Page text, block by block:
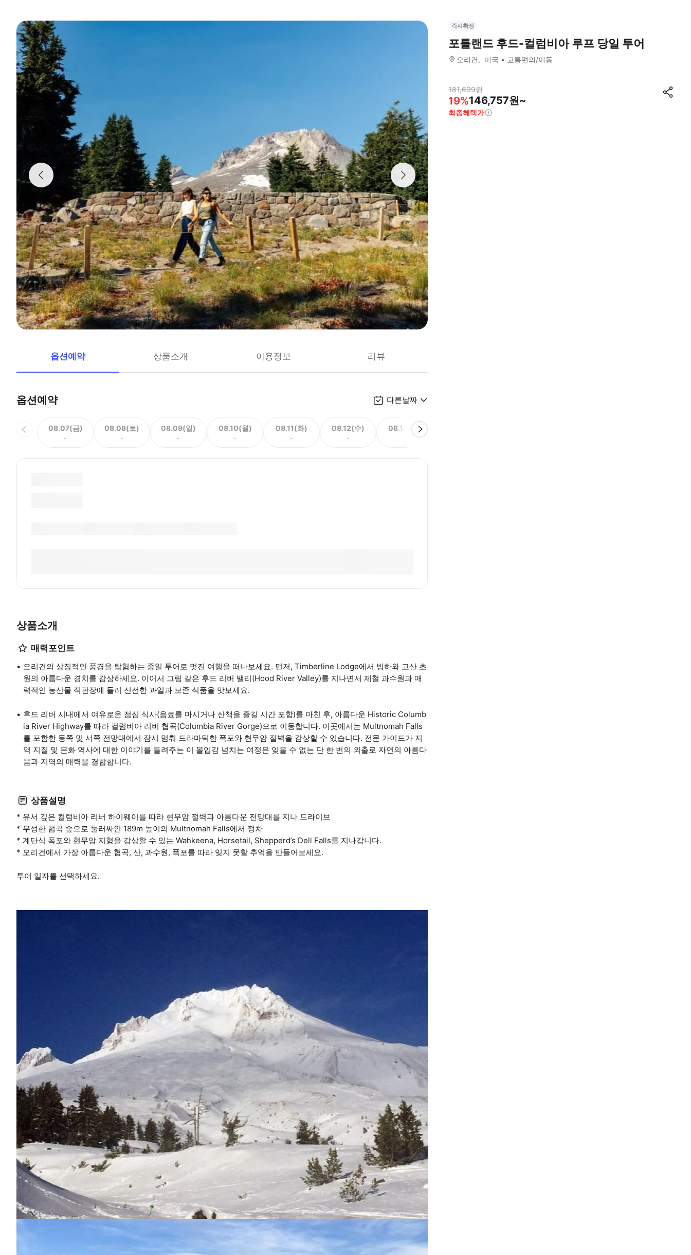
옵션예약 상품소개 이용정보 리뷰
옵션예약 다른날짜
08.07(금)
-
08.08(토)
-
08.09(일)
-
08.10(월)
-
08.11(화)
-
08.12(수)
-
08.13(목)
상품소개
매력포인트
오리건의 상징적인 풍경을 탐험하는 종일 투어로 멋진 여행을 떠나보세요. 먼저, Timberline Lodge에서 빙하와 고산 초
원의 아름다운 경치를 감상하세요. 이어서 그림 같은 후드 리버 밸리(Hood River Valley)를 지나면서 제철 과수원과 매
력적인 농산물 직판장에 들러 신선한 과일과 보존 식품을 맛보세요.
후드 리버 시내에서 여유로운 점심 식사(음료를 마시거나 산책을 즐길 시간 포함)를 마친 후, 아름다운 Historic Columb
ia River Highway를 따라 컬럼비아 리버 협곡(Columbia River Gorge)으로 이동합니다. 이곳에서는 Multnomah Falls
를 포함한 동쪽 및 서쪽 전망대에서 잠시 멈춰 드라마틱한 폭포와 현무암 절벽을 감상할 수 있습니다. 전문 가이드가 지
역 지질 및 문화 역사에 대한 이야기를 들려주는 이 몰입감 넘치는 여정은 잊을 수 없는 단 한 번의 외출로 자연의 아름다
움과 지역의 매력을 결합합니다.
상품설명
* 유서 깊은 컬럼비아 리버 하이웨이를 따라 현무암 절벽과 아름다운 전망대를 지나 드라이브
* 무성한 협곡 숲으로 둘러싸인 189m 높이의 Multnomah Falls에서 정차
* 계단식 폭포와 현무암 지형을 감상할 수 있는 Wahkeena, Horsetail, Shepperd’s Dell Falls를 지나갑니다.
* 오리건에서 가장 아름다운 협곡, 산, 과수원, 폭포를 따라 잊지 못할 추억을 만들어보세요.
투어 일자를 선택하세요.
즉시확정
포틀랜드 후드-컬럼비아 루프 당일 투어
오리건 미국 교통편의/이동
181,699원
19%146,757원~
최종혜택가